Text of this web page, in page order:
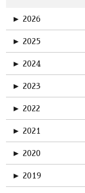
► 2026
► 2025
► 2024
► 2023
► 2022
► 2021
► 2020
► 2019